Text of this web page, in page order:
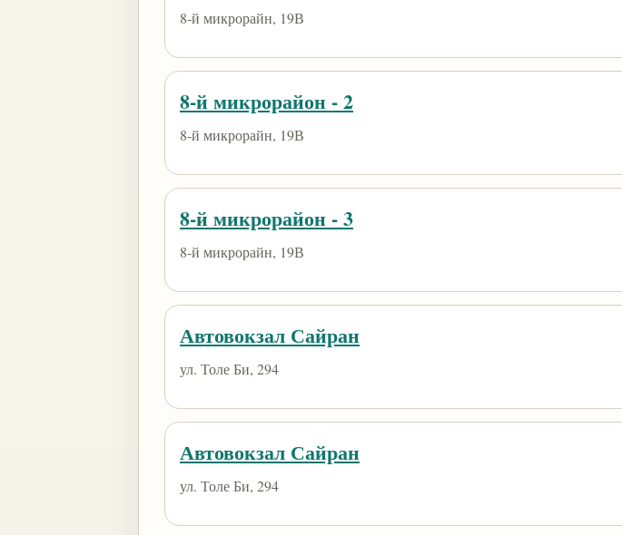
8-й микрорайн, 19В
8-й микрорайон - 2
8-й микрорайн, 19В
8-й микрорайон - 3
8-й микрорайн, 19В
Автовокзал Сайран
ул. Толе Би, 294
Автовокзал Сайран
ул. Толе Би, 294